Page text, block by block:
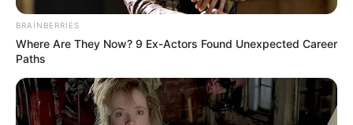
Bizi Facebook-da
izləyin
izləyin
Bizə yazın: (+99450) 247 90 86
BRAINBERRIES
Where Are They Now? 9 Ex-Actors Found Unexpected Career
Paths